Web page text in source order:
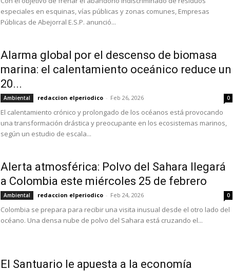
especiales en esquinas, vías públicas y zonas comunes, Empresas
Públicas de Abejorral E.S.P. anunció...
Alarma global por el descenso de biomasa
marina: el calentamiento oceánico reduce un
20...
Ambiental redaccion elperiodico - Feb 26, 2026 0
El calentamiento crónico y prolongado de los océanos está provocando
una transformación drástica y preocupante en los ecosistemas marinos,
según un estudio de escala...
Alerta atmosférica: Polvo del Sahara llegará
a Colombia este miércoles 25 de febrero
Ambiental redaccion elperiodico - Feb 24, 2026 0
Colombia se prepara para recibir una visita inusual desde el otro lado del
océano. Una densa nube de polvo del Sahara está cruzando el...
El Santuario le apuesta a la economía